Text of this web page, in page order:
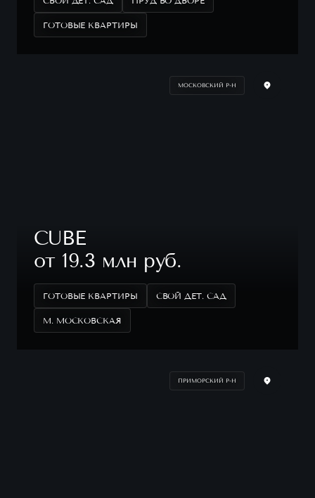
ГОТОВЫЕ КВАРТИРЫ
МОСКОВСКИЙ Р-Н
CUBE
от 19.3 млн руб.
ГОТОВЫЕ КВАРТИРЫ СВОЙ ДЕТ. САД
М. МОСКОВСКАЯ
ПРИМОРСКИЙ Р-Н